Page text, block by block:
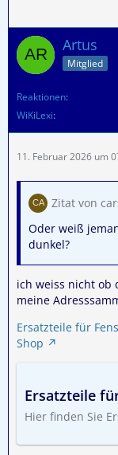
Artus
Mitglied
Reaktionen
WiKiLexi
11. Februar 2026 um
Zitat von
Oder weiß
dunkel?
ich weiss nicht ob
meine
Ersatzteile für
Shop
Ersatzteile
Hier finden Sie